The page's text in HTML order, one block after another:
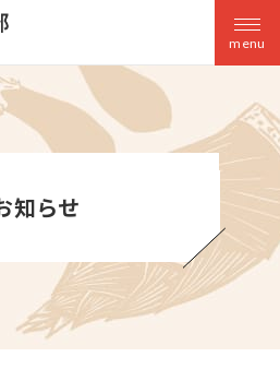
menu
知らせ